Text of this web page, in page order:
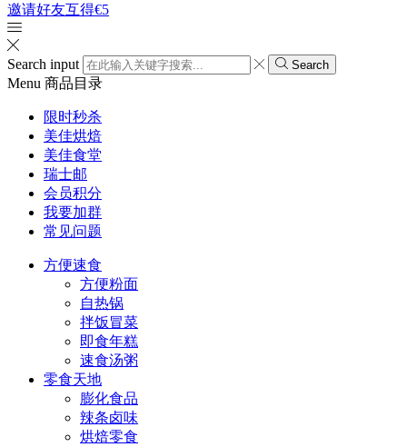
邀请好友互得€5
Search input Search
Menu 商品目录
限时秒杀
美佳烘焙
美佳食堂
瑞士邮
会员积分
我要加群
常见问题
方便速食
方便粉面
自热锅
拌饭冒菜
即食年糕
速食汤粥
零食天地
膨化食品
辣条卤味
烘焙零食